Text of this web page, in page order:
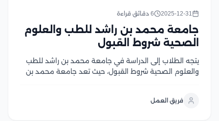
2025-12-31 6 دقائق قراءة
جامعة محمد بن راشد للطب والعلوم
الصحية شروط القبول
يتجه الطلاب إلى الدراسة في جامعة محمد بن راشد للطب
والعلوم الصحية شروط القبول، حيث تعد جامعة محمد بن
تعليم طبي وصحي متميز يتوافق...
فريق العمل